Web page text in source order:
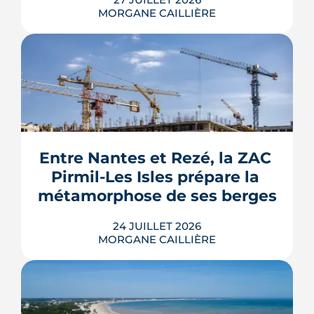
MORGANE CAILLIÈRE
Le Gouvernement prévoit de retirer six
familles de travaux du parcours « par
geste » de MaPrimeRénov' au 1er
septembre 2026, sous réserve de la
publication des textes définitifs.
fenêtres, VMC, chauffe-eau
thermodynamique, chauffage au bois
et solaire thermi...
Entre Nantes et Rezé, la ZAC
Pirmil-Les Isles prépare la
métamorphose de ses berges
24 JUILLET 2026
MORGANE CAILLIÈRE